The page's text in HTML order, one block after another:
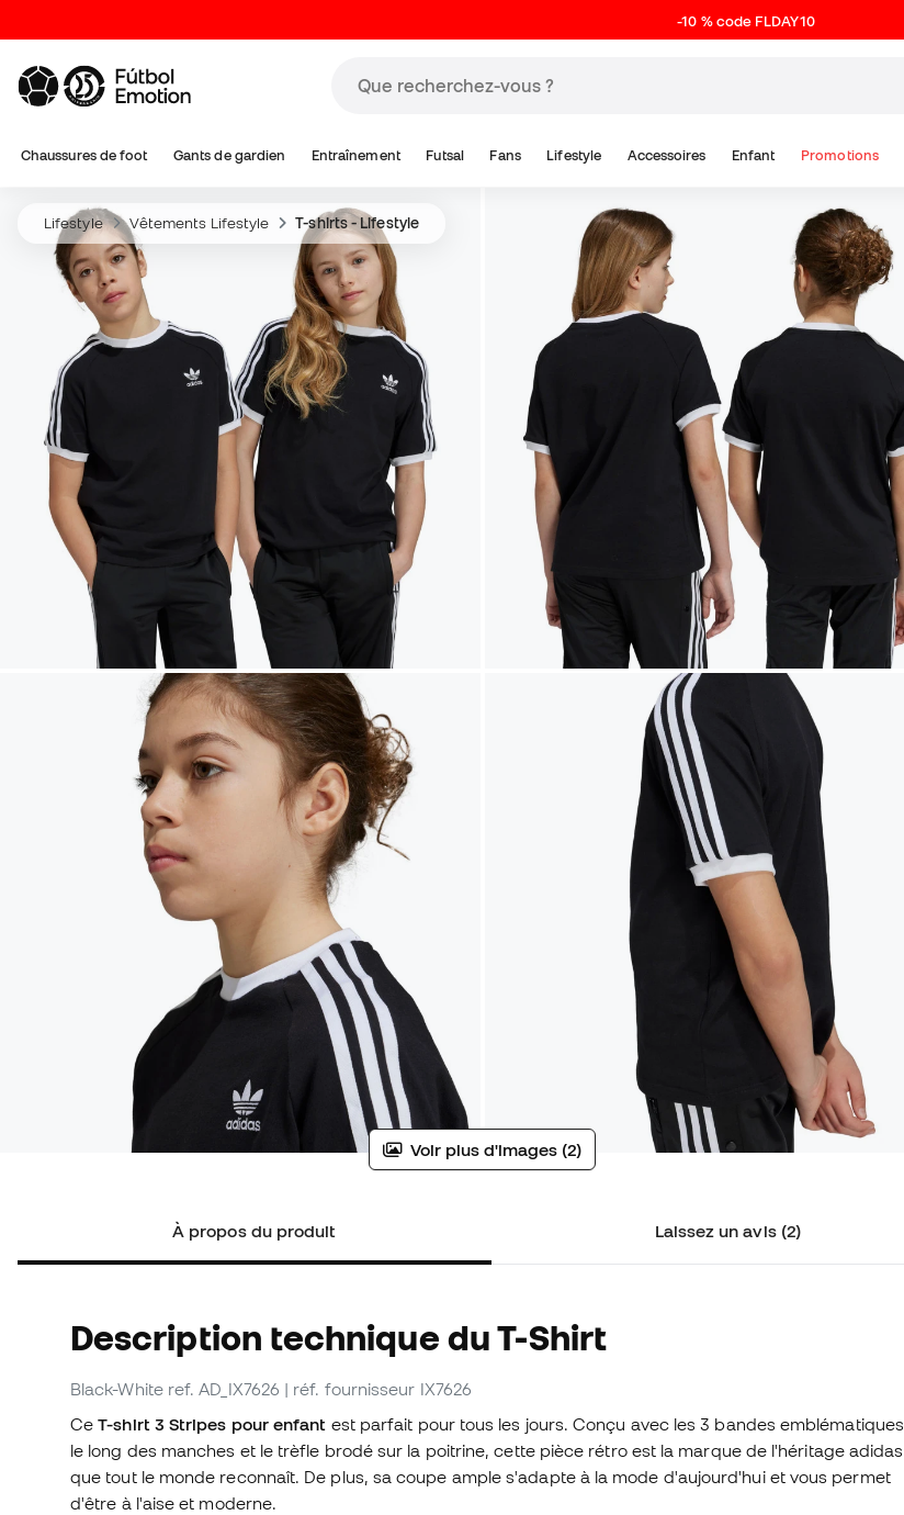
-10 % code FLDAY10
Chaussures de foot Gants de gardien Entraînement Futsal Fans Lifestyle Accessoires Enfant Promotions
Lifestyle Vêtements Lifestyle T-shirts - Lifestyle
Voir plus d'images (2)
À propos du produit Laissez un avis (2)
Description technique du T-Shirt
Black-White ref. AD_IX7626 | réf. fournisseur IX7626
CeT-shirt 3 Stripes pour enfant est parfait pour tous les jours. Conçu avec les 3 bandes emblématiques
le long des manches et le trèfle brodé sur la poitrine, cette pièce rétro est la marque de l'héritage adidas
que tout le monde reconnaît. De plus, sa coupe ample s'adapte à la mode d'aujourd'hui et vous permet
d'être à l'aise et moderne.